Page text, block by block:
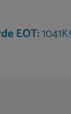
Bad
EOT: